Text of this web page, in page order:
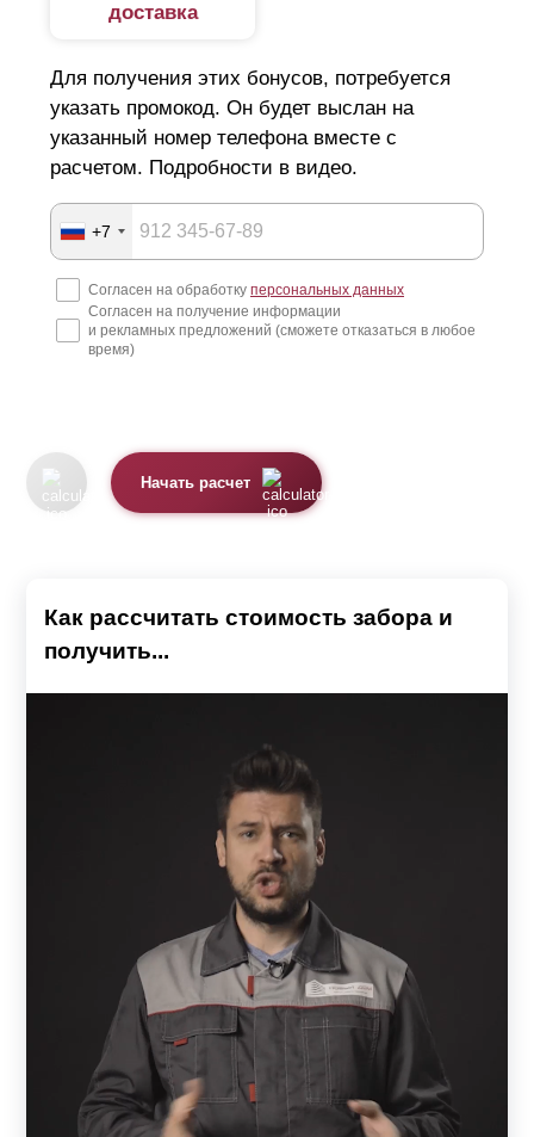
доставка
Для получения этих бонусов, потребуется
указать промокод. Он будет выслан на
указанный номер телефона вместе с
расчетом. Подробности в видео.
+7
Согласен на обработку персональных данных
Согласен на получение информации
и рекламных предложений (сможете отказаться в любое
время)
Начать расчет
Как рассчитать стоимость забора и
получить...